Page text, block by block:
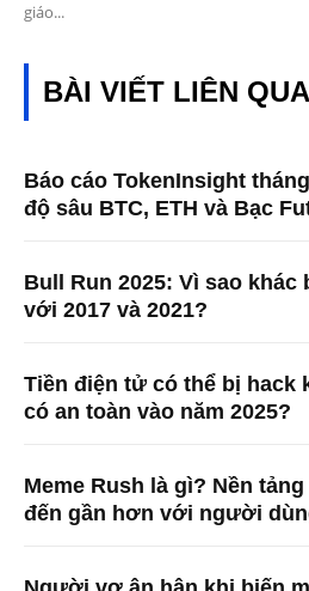
giáo...
BÀI VIẾT LIÊN
Báo cáo TokenInsight
độ sâu BTC, ETH và Bạc
Bull Run 2025: Vì sao khác
với 2017 và 2021?
Tiền điện tử có thể bị hack
có an toàn vào năm 2025?
Meme Rush là gì? Nền
đến gần hơn với người